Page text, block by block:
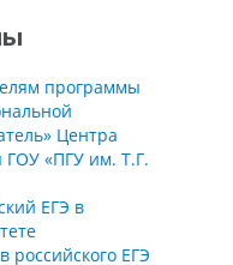
программы
Центра
ГОУ «ПГУ им. Т.Г.
ЕГЭ в
российского ЕГЭ